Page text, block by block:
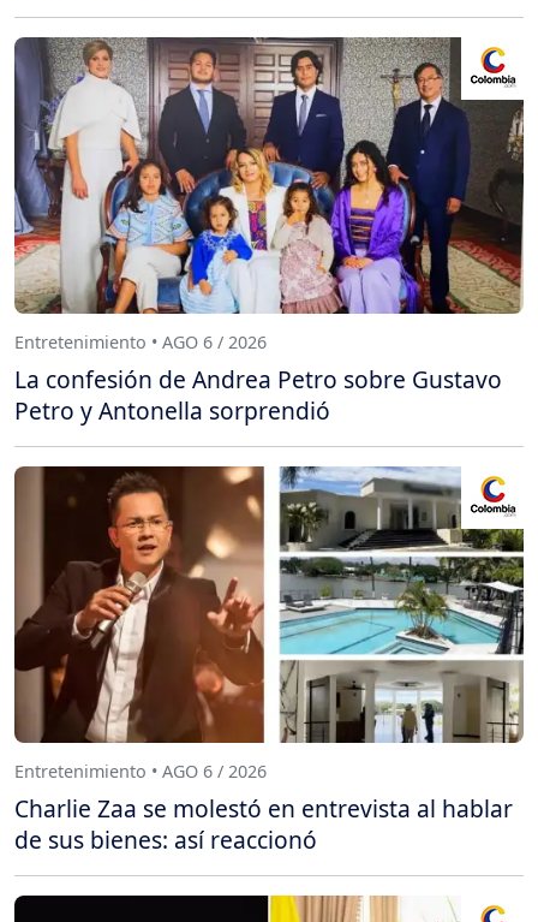
Entretenimiento • AGO 6 / 2026
La confesión de Andrea Petro sobre Gustavo
Petro y Antonella sorprendió
Entretenimiento • AGO 6 / 2026
Charlie Zaa se molestó en entrevista al hablar
de sus bienes: así reaccionó